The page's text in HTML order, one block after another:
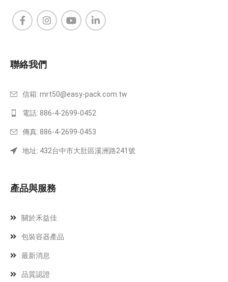
聯絡我們
信箱: mrt50@easy-pack.com.tw
電話: 886-4-2699-0452
傳真: 886-4-2699-0453
地址: 432台中市大肚區溪洲路241號
產品與服務
關於禾益佳
包裝容器產品
最新消息
品質認證